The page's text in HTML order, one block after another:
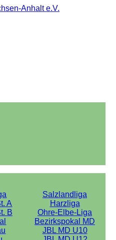
Salzlandliga
A
Harzliga
B
Ohre-Elbe-Liga
Bezirkspokal MD
JBL MD U10